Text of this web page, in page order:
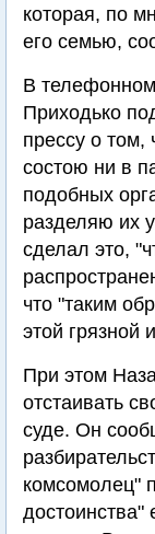
которая, по
его семью,
В
Приходько
прессу о том,
состою ни в
подобных
разделяю их
сделал это,
что "таким
этой грязной
При этом
отстаивать
суде. Он
комсомолец"
достоинства"